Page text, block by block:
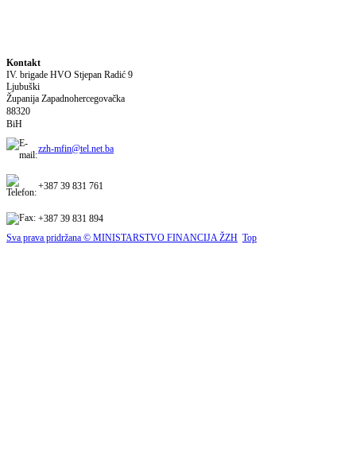
Kontakt
IV. brigade HVO Stjepan Radić 9
Ljubuški
Županija Zapadnohercegovačka
88320
BiH
zzh-mfin@tel.net.ba
+387 39 831 761
+387 39 831 894
Sva prava pridržana © MINISTARSTVO FINANCIJA ŽZH Top